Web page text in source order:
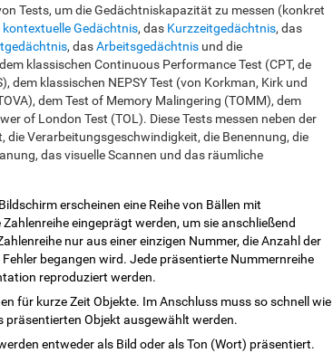
Tests, um die Gedächtniskapazität zu messen (konkret
kontextuelle Gedächtnis, das Kurzzeitgedächtnis, das
, dasArbeitsgedächtnis und die
klassischen Continuous Performance Test (CPT, de
dem klassischen NEPSY Test (von Korkman, Kirk und
dem Test of Memory Malingering (TOMM), dem
of London Test (TOL). Diese Tests messen neben der
Verarbeitungsgeschwindigkeit, die Benennung, die
das visuelle Scannen und das räumliche
erscheinen eine Reihe von Bällen mit
eingeprägt werden, um sie anschließend
nur aus einer einzigen Nummer, die Anzahl der
begangen wird. Jede präsentierte Nummernreihe
reproduziert werden.
für kurze Zeit Objekte. Im Anschluss muss so schnell wie
präsentierten Objekt ausgewählt werden.
entweder als Bild oder als Ton (Wort) präsentiert.